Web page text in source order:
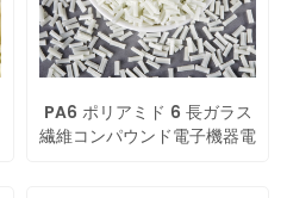
PA6 ポリアミド 6 長ガラス
繊維コンパウンド電子機器電